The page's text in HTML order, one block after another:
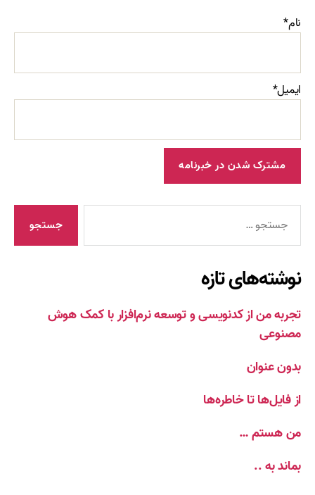
نام*
ایمیل*
نوشته‌های تازه
تجربه من از کدنویسی و توسعه نرم‌افزار با کمک هوش
مصنوعی
بدون عنوان
از فایل‌ها تا خاطره‌ها
من هستم …
بماند به ..